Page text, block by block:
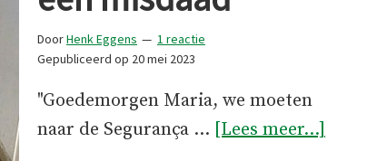
DoorHenk Eggens
1 reactie
Gepubliceerd op 20 mei 2023
"Goedemorgen Maria, we moeten
naar de Segurança … [Lees meer...]